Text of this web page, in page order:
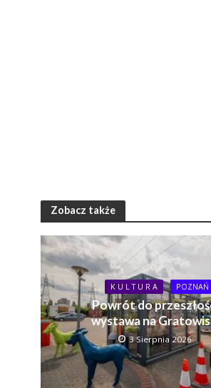
Zobacz także
K U L T U R A POZNAŃ
Powrót do
wystawa na
3 Sierpnia 2026